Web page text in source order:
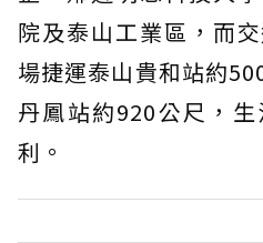
院及泰山工業區，而
場捷運泰山貴和站約
丹鳳站約920公尺，
利。